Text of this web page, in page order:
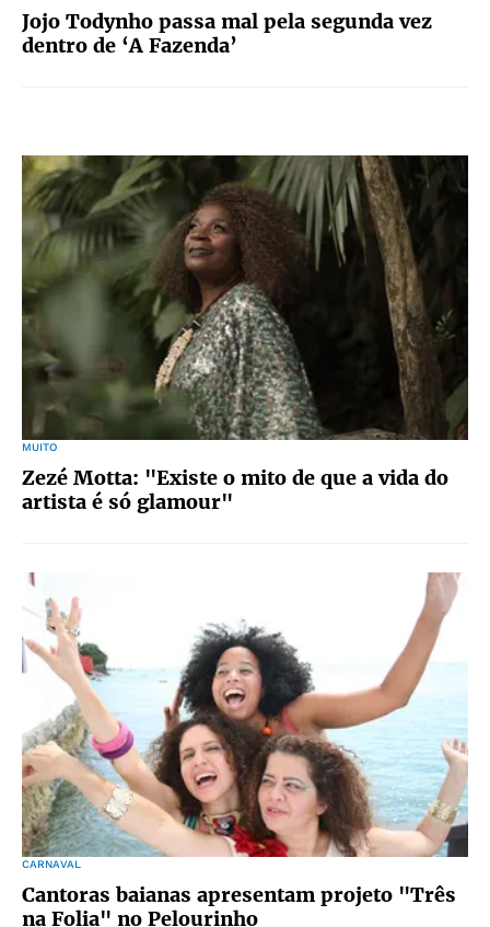
Jojo Todynho passa mal pela segunda vez
dentro de ‘A Fazenda’
MUITO
Zezé Motta: "Existe o mito de que a vida do
artista é só glamour"
CARNAVAL
Cantoras baianas apresentam projeto "Três
na Folia" no Pelourinho